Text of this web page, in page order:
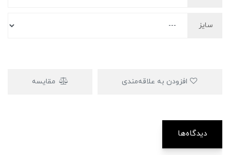
سایز
مقایسه
دیدگاه‌ها